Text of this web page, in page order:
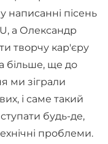
написанні пісень
а Олександр
творчу кар'єру
більше, ще до
ми зіграли
і саме такий
будь-де,
проблеми.